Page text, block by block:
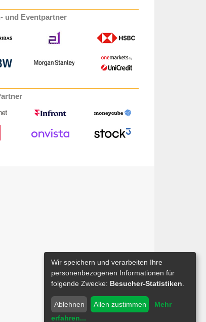
und Eventpartner
Wir speichern und verarbeiten Ihre
personenbezogenen Informationen für
folgende Zwecke: Besucher-Statistiken
Ablehnen Allen zustimmen
Mehr
erfahren...